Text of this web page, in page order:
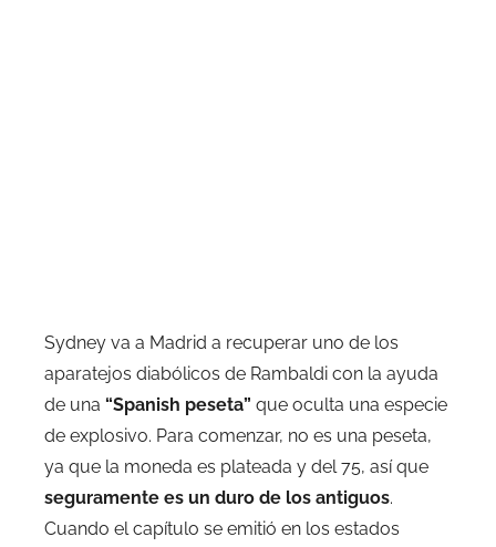
Sydney va a Madrid a recuperar uno de los
aparatejos diabólicos de Rambaldi con la ayuda
de una “Spanish peseta” que oculta una especie
de explosivo. Para comenzar, no es una peseta,
ya que la moneda es plateada y del 75, así que
seguramente es un duro de los antiguos.
Cuando el capítulo se emitió en los estados